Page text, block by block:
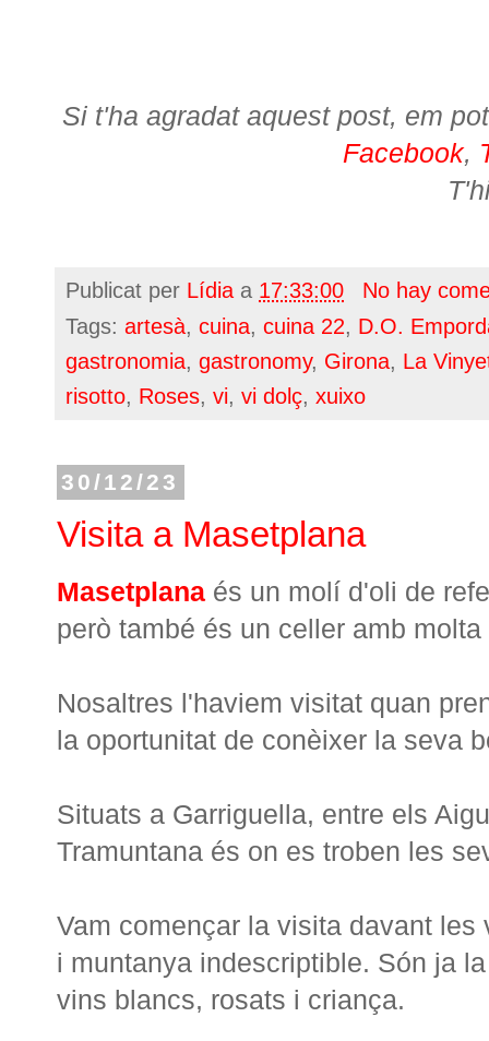
Si t'ha agradat aquest post, em
Facebook,
Publicat per Lídia a 17:33:00
No hay
Tags: artesà, cuina, cuina 22, D.O.
gastronomia, gastronomy, Girona, La
risotto, Roses, vi, vi dolç, xuixo
30/12/23
Visita a Masetplana
Masetplana és un molí d'oli de
però també és un celler amb
Nosaltres l'haviem visitat quan
la oportunitat de conèixer la seva
Situats a Garriguella, entre els
Tramuntana és on es troben les
Vam començar la visita davant
i muntanya indescriptible. Són ja
vins blancs, rosats i criança.